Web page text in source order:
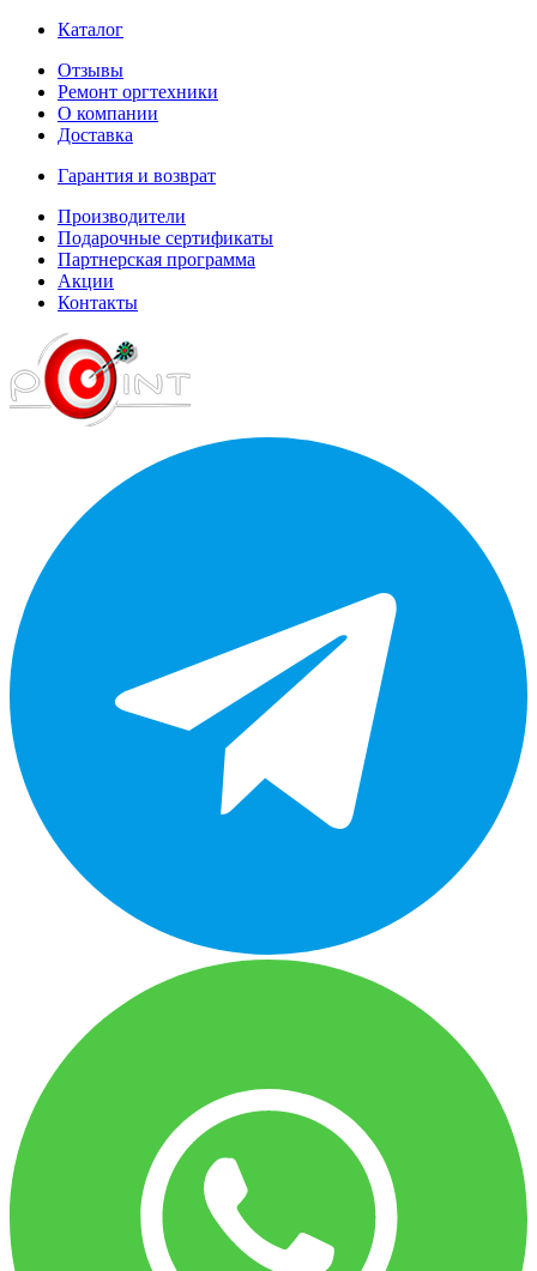
Каталог
Отзывы
Ремонт оргтехники
О компании
Доставка
Гарантия и возврат
Производители
Подарочные сертификаты
Партнерская программа
Акции
Контакты